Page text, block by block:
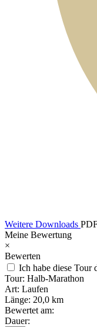
Weitere Downloads
Meine Bewertung
×
Bewerten
Ich habe diese Tour
Tour: Halb-Marathon
Art: Laufen
Länge: 20,0 km
Bewertet am:
Dauer: